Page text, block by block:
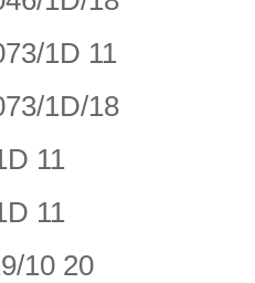
1D 11
1D/18
11
11
10 20